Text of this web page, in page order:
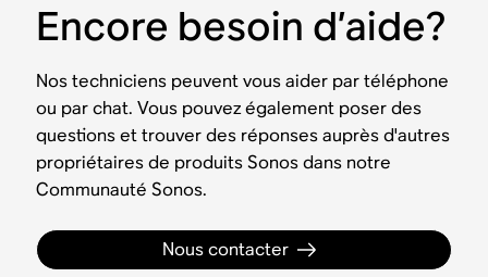
Encore besoin d’aide?
Nos techniciens peuvent vous aider par téléphone
ou par chat. Vous pouvez également poser des
questions et trouver des réponses auprès d'autres
propriétaires de produits Sonos dans notre
Communauté Sonos.
Nous contacter